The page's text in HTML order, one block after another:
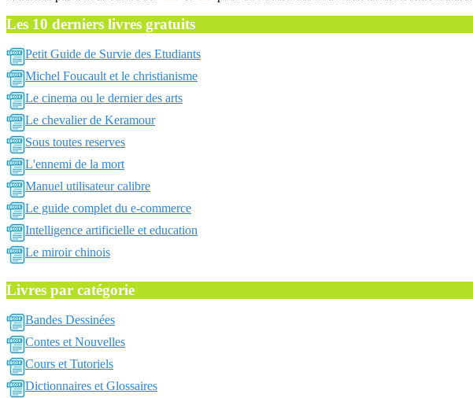
Les 10 derniers livres gratuits
Petit Guide de Survie des Etudiants
Michel Foucault et le christianisme
Le cinema ou le dernier des arts
Le chevalier de Keramour
Sous toutes reserves
L'ennemi de la mort
Manuel utilisateur calibre
Le guide complet du e-commerce
Intelligence artificielle et education
Le miroir chinois
Livres par catégorie
Bandes Dessinées
Contes et Nouvelles
Cours et Tutoriels
Dictionnaires et Glossaires